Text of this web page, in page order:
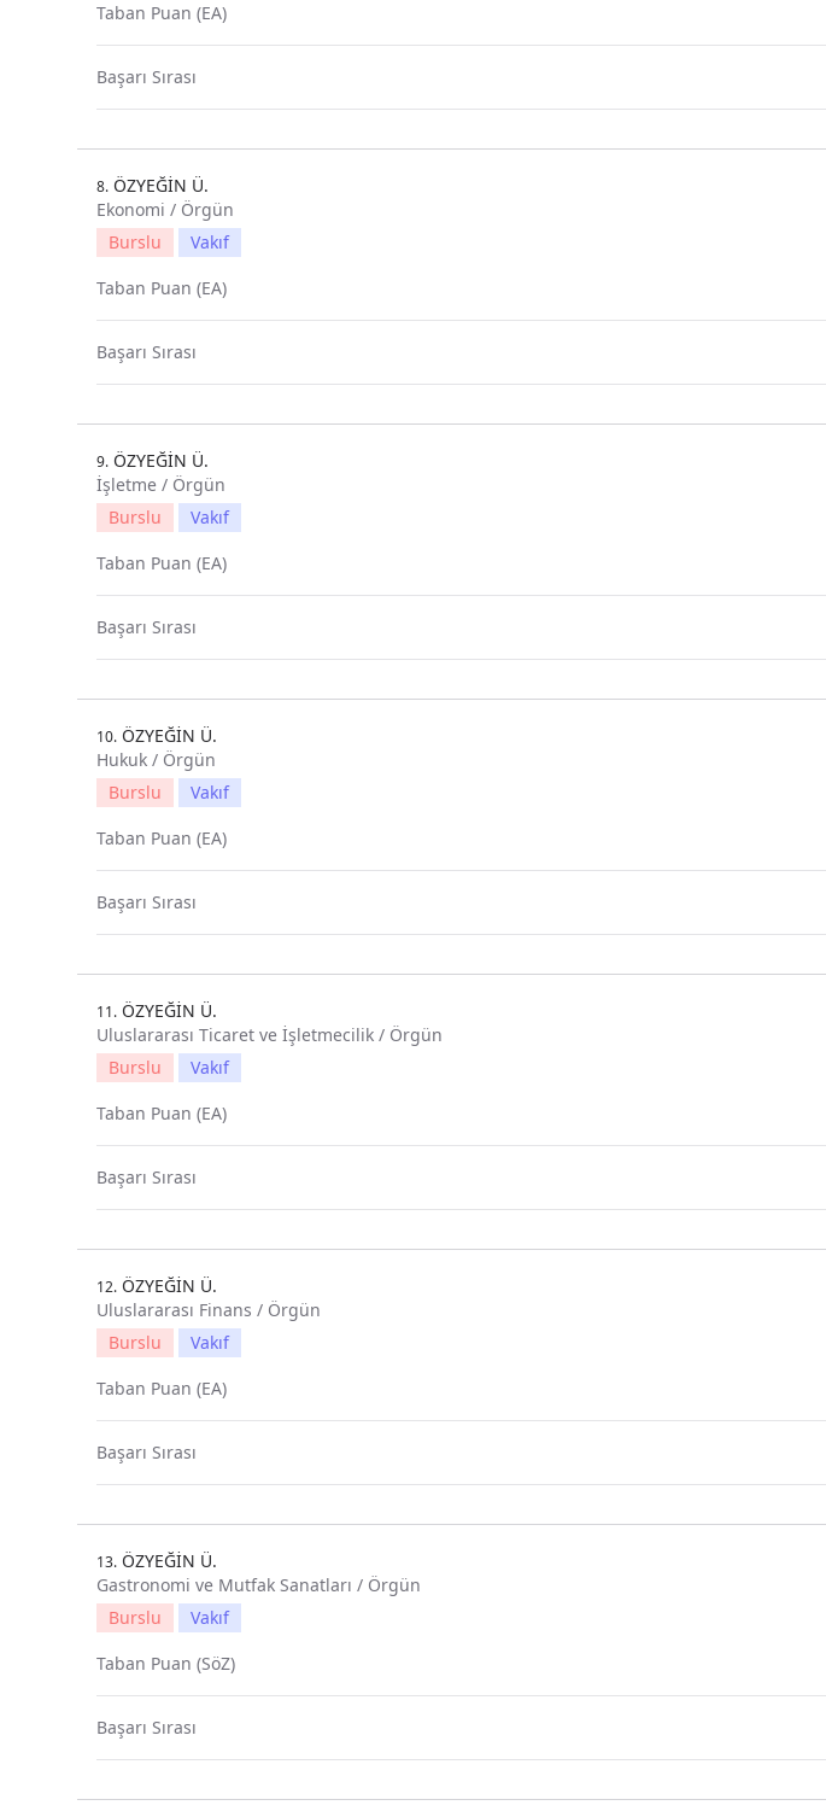
Taban Puan (EA)
Başarı Sırası
8. ÖZYEĞİN Ü.
Ekonomi / Örgün
Burslu
Vakıf
Taban Puan (EA)
Başarı Sırası
9. ÖZYEĞİN Ü.
İşletme / Örgün
Burslu
Vakıf
Taban Puan (EA)
Başarı Sırası
10. ÖZYEĞİN Ü.
Hukuk / Örgün
Burslu
Vakıf
Taban Puan (EA)
Başarı Sırası
11. ÖZYEĞİN Ü.
Uluslararası Ticaret ve İşletmecilik / Örgün
Burslu
Vakıf
Taban Puan (EA)
Başarı Sırası
12. ÖZYEĞİN Ü.
Uluslararası Finans / Örgün
Burslu
Vakıf
Taban Puan (EA)
Başarı Sırası
13. ÖZYEĞİN Ü.
Gastronomi ve Mutfak Sanatları / Örgün
Burslu
Vakıf
Taban Puan (SöZ)
Başarı Sırası